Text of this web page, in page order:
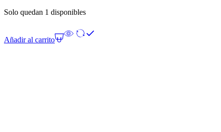
Solo quedan 1 disponibles
Añadir al carrito